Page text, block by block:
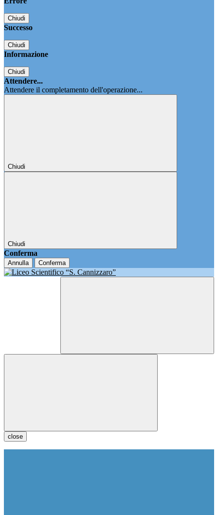
Chiudi
Successo
Chiudi
Informazione
Chiudi
Attendere...
Attendere il completamento dell'operazione...
Chiudi
Chiudi
Conferma
Annulla Conferma
close